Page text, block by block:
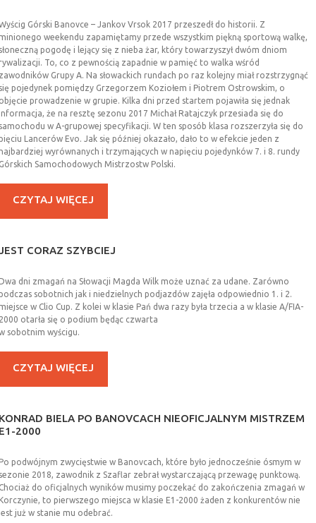
GALERIA
ZESPÓŁ
REGULAMINY
Górski Banovce – Jankov Vrsok 2017 przeszedł do historii. Z
weekendu zapamiętamy przede wszystkim piękną sportową walkę,
pogodę i lejący się z nieba żar, który towarzyszył dwóm dniom
To, co z pewnością zapadnie w pamięć to walka wśród
Grupy A. Na słowackich rundach po raz kolejny miał rozstrzygnąć
pojedynek pomiędzy Grzegorzem Koziołem i Piotrem Ostrowskim, o
prowadzenie w grupie. Kilka dni przed startem pojawiła się jednak
że na resztę sezonu 2017 Michał Ratajczyk przesiada się do
w A-grupowej specyfikacji. W ten sposób klasa rozszerzyła się do
Lancerów Evo. Jak się później okazało, dało to w efekcie jeden z
wyrównanych i trzymających w napięciu pojedynków 7. i 8. rundy
Samochodowych Mistrzostw Polski.
CZYTAJ WIĘCEJ
CORAZ SZYBCIEJ
dni zmagań na Słowacji Magda Wilk może uznać za udane. Zarówno
sobotnich jak i niedzielnych podjazdów zajęła odpowiednio 1. i 2.
w Clio Cup. Z kolei w klasie Pań dwa razy była trzecia a w klasie A/FIA-
otarła się o podium będąc czwarta
sobotnim wyścigu.
CZYTAJ WIĘCEJ
BIELA PO BANOVCACH NIEOFICJALNYM MISTRZEM
2000
podwójnym zwycięstwie w Banovcach, które było jednocześnie ósmym w
2018, zawodnik z Szaflar zebrał wystarczającą przewagę punktową.
do oficjalnych wyników musimy poczekać do zakończenia zmagań w
to pierwszego miejsca w klasie E1-2000 żaden z konkurentów nie
już w stanie mu odebrać.